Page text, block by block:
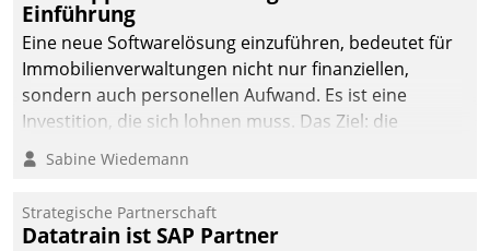
Einführung
Eine neue Softwarelösung einzuführen, bedeutet für
Immobilienverwaltungen nicht nur finanziellen,
sondern auch personellen Aufwand. Es ist eine
Investition, die sich lohnen muss. Das Ziel: die
nachhaltige Optimierung der Geschäftsabläufe. Damit
dieses Ziel erreicht wird, sollten einige Grundregeln
Sabine Wiedemann
Strategische Partnerschaft
Datatrain ist SAP Partner